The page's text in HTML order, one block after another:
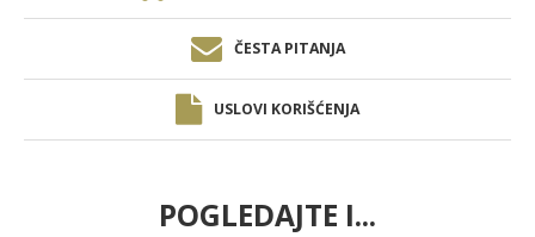
ČESTA PITANJA
USLOVI KORIŠĆENJA
POGLEDAJTE I...